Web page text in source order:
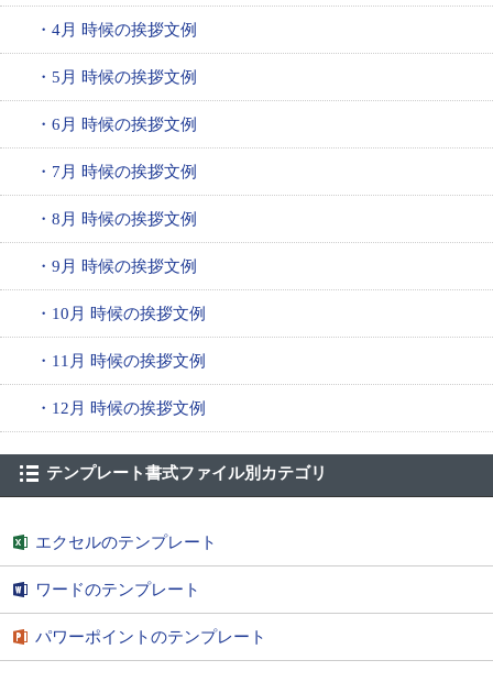
・4月 時候の挨拶文例
・5月 時候の挨拶文例
・6月 時候の挨拶文例
・7月 時候の挨拶文例
・8月 時候の挨拶文例
・9月 時候の挨拶文例
・10月 時候の挨拶文例
・11月 時候の挨拶文例
・12月 時候の挨拶文例
テンプレート書式ファイル別カテゴリ
エクセルのテンプレート
ワードのテンプレート
パワーポイントのテンプレート